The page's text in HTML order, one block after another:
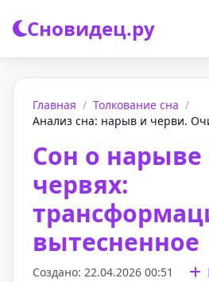
Сновидец.ру
Главная / Толкование сна /
Анализ сна: нарыв и черви.
Сон о нарыве
червях:
вытесненное
Создано: 22.04.2026 00:51